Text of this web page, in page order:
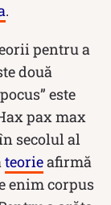
.
pentru a
două
este
pax max
secolul al
teorieafirmă
enim corpus